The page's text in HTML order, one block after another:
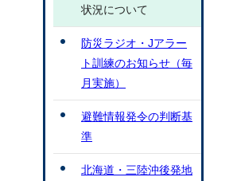
状況について
防災ラジオ・Jアラー
ト訓練のお知らせ（毎
月実施）
避難情報発令の判断基
準
北海道・三陸沖後発地